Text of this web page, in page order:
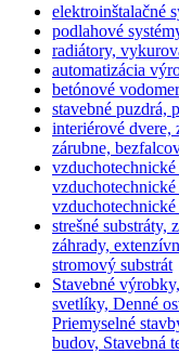
elektroinštalačné
podlahové
radiátory,
automatizácia
betónové
stavebné puzdrá,
interiérové dvere,
zárubne,
strešné substráty,
záhrady,
stromový substrát
Stavebné
svetlíky, Denné
Priemyselné
budov, Stavebná